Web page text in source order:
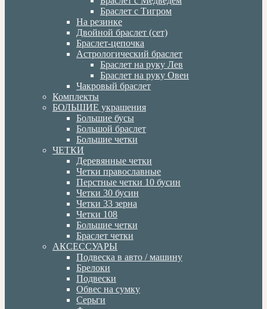
Браслет с Тигром
На резинке
Двойной браслет (сет)
Браслет-цепочка
Астрологический браслет
Браслет на руку Лев
Браслет на руку Овен
Чакровый браслет
Комплекты
БОЛЬШИЕ украшения
Большие бусы
Большой браслет
Большие четки
ЧЕТКИ
Деревянные четки
Четки православные
Перстные четки 10 бусин
Четки 30 бусин
Четки 33 зерна
Четки 108
Большие четки
Браслет четки
АКСЕССУАРЫ
Подвеска в авто / машину
Брелоки
Подвески
Обвес на сумку
Серьги